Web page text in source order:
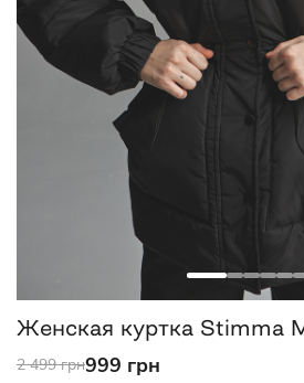
Женская куртка Stimma
2 499 грн999 грн